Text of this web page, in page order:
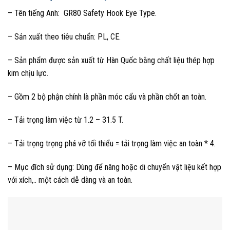
– Tên tiếng Anh: GR80 Safety Hook Eye Type.
– Sản xuất theo tiêu chuẩn: PL, CE.
– Sản phẩm được sản xuất từ Hàn Quốc bằng chất liệu thép hợp
kim chịu lực.
– Gồm 2 bộ phận chính là phần móc cẩu và phần chốt an toàn.
– Tải trọng làm việc từ 1.2 – 31.5 T.
– Tải trọng trọng phá vỡ tối thiểu = tải trọng làm việc an toàn * 4.
– Mục đích sử dụng: Dùng để nâng hoặc di chuyển vật liệu kết hợp
với xích,.. một cách dễ dàng và an toàn.